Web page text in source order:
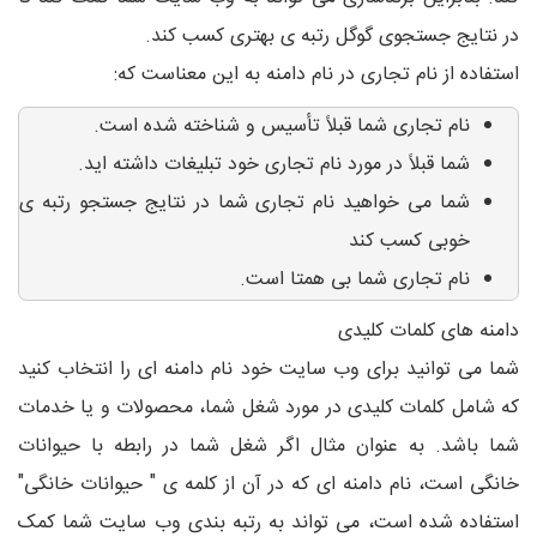
در نتایج جستجوی گوگل رتبه ی بهتری کسب کند.
استفاده از نام تجاری در نام دامنه به این معناست که:
نام تجاری شما قبلاً تأسیس و شناخته شده است.
شما قبلاً در مورد نام تجاری خود تبلیغات داشته اید.
شما می خواهید نام تجاری شما در نتایج جستجو رتبه ی
خوبی کسب کند
نام تجاری شما بی همتا است.
دامنه های کلمات کلیدی
شما می توانید برای وب سایت خود نام دامنه ای را انتخاب کنید
که شامل کلمات کلیدی در مورد شغل شما، محصولات و یا خدمات
شما باشد. به عنوان مثال اگر شغل شما در رابطه با حیوانات
خانگی است، نام دامنه ای که در آن از کلمه ی " حیوانات خانگی"
استفاده شده است، می تواند به رتبه بندی وب سایت شما کمک